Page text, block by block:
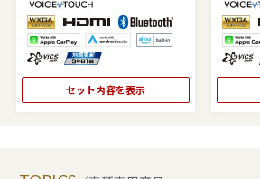
セット内容を表示